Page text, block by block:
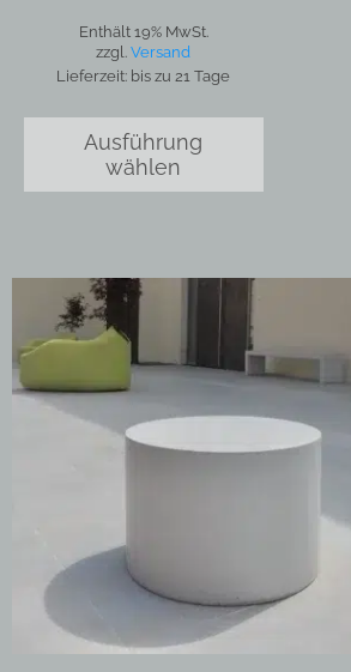
Enthält 19% MwSt.
zzgl.Versand
Lieferzeit: bis zu 21 Tage
Ausführung
wählen